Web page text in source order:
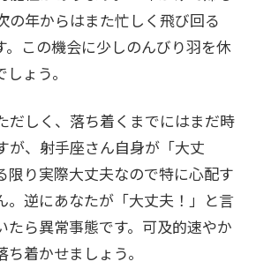
の年からはまた忙しく飛び回る
。この機会に少しのんびり羽を休
ょう。
だしく、落ち着くまでにはまだ時
が、射手座さん自身が「大丈
限り実際大丈夫なので特に心配す
。逆にあなたが「大丈夫！」と言
たら異常事態です。可及的速やか
着かせましょう。